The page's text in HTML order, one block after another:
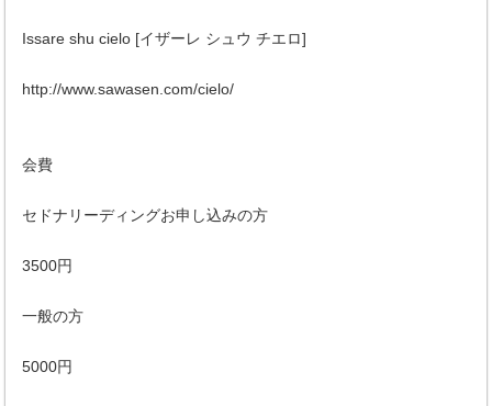
Issare shu cielo [イザーレ シュウ チエロ]
http://www.sawasen.com/cielo/
会費
セドナリーディングお申し込みの方
3500円
一般の方
5000円